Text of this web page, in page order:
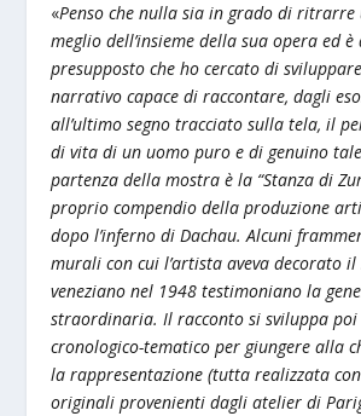
«Penso che nulla sia in grado di
meglio dell’insieme della sua opera ed è
presupposto che ho cercato di
narrativo capace di raccontare, dagli
all’ultimo segno tracciato sulla tela, il
di vita di un uomo puro e di genuino
partenza della mostra è la “Stanza di
proprio compendio della produzione
dopo l’inferno di Dachau. Alcuni
murali con cui l’artista aveva decorato
veneziano nel 1948 testimoniano la
straordinaria. Il racconto si sviluppa
cronologico-tematico per giungere alla
la rappresentazione (tutta realizzata
originali provenienti dagli atelier di